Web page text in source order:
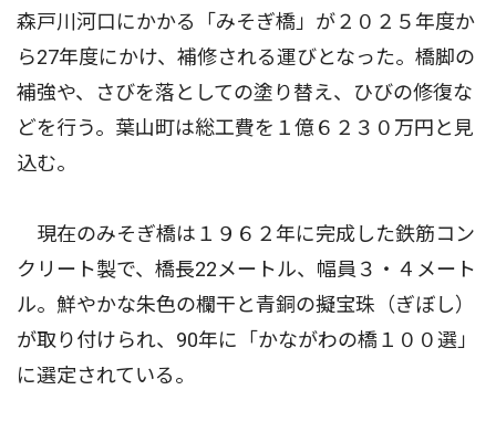
森戸川河口にかかる「みそぎ橋」が２０２５年度か
ら27年度にかけ、補修される運びとなった。橋脚の
補強や、さびを落としての塗り替え、ひびの修復な
どを行う。葉山町は総工費を１億６２３０万円と見
込む。
現在のみそぎ橋は１９６２年に完成した鉄筋コン
クリート製で、橋長22メートル、幅員３・４メート
ル。鮮やかな朱色の欄干と青銅の擬宝珠（ぎぼし）
が取り付けられ、90年に「かながわの橋１００選」
に選定されている。